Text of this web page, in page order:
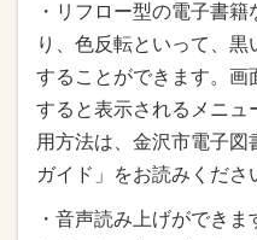
・リフロー型の電子書
り、色反転といって、黒
することができます。画
すると表示されるメニュ
用方法は、金沢市電子図
ガイド」をお読みくださ
・音声読み上げができ